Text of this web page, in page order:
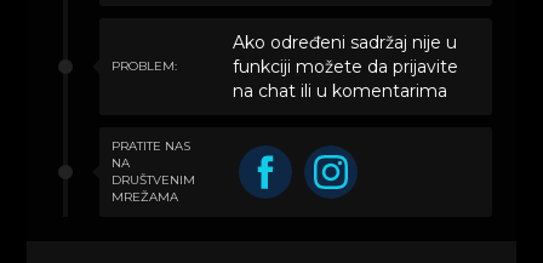
PROBLEM:
Ako određeni sadržaj nije u
funkciji možete da prijavite
na chat ili u komentarima
PRATITE NAS
NA
DRUŠTVENIM
MREŽAMA